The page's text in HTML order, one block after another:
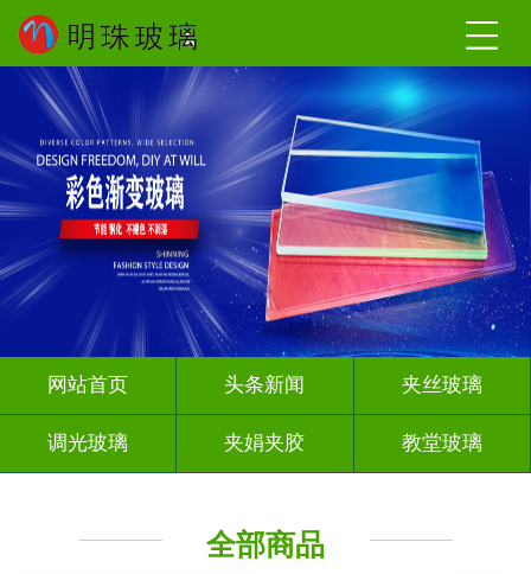
网站首页 头条新闻 夹丝玻璃
调光玻璃 夹娟夹胶 教堂玻璃
全部商品